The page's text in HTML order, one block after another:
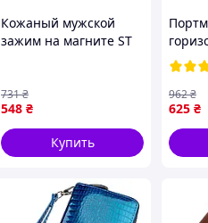
Кожаный мужской
зажим на магните ST
548 ₴
731₴
Купить
625 ₴
962₴